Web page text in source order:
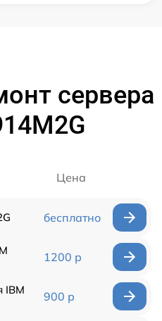
сервера
Цена
бесплатно
1200 р
IBM
900 р